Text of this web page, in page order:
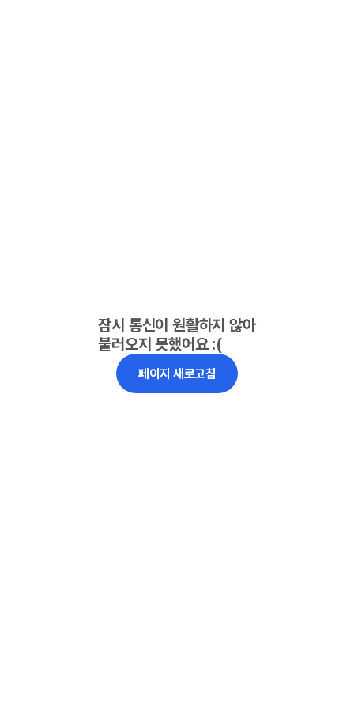
잠시 통신이 원활하지 않아
불러오지 못했어요 :(
페이지 새로고침